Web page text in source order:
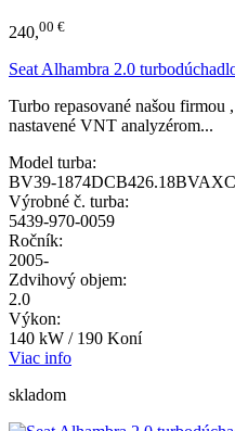
240,00 €
Seat Alhambra 2.0
Turbo repasované našou
nastavené VNT analyzérom...
Model turba:
BV39-1874DCB426.18BVAXC
Výrobné č. turba:
5439-970-0059
Ročník:
2005-
Zdvihový objem:
2.0
Výkon:
140 kW / 190 Koní
Viac info
skladom